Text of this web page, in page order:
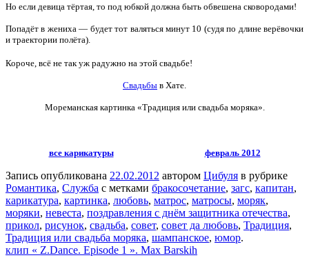
Но если девица тёртая, то под юбкой должна быть обвешена сковородами!
Попадёт в жениха — будет тот валяться минут 10 (судя по длине верёвочки
и траектории полёта).
Короче, всё не так уж радужно на этой свадьбе!
Свадьбы в Хате.
Мореманская картинка «Традиция или свадьба моряка».
все карикатуры февраль 2012
Запись опубликована 22.02.2012 автором Цибуля в рубрике
Романтика, Служба с метками бракосочетание, загс, капитан,
карикатура, картинка, любовь, матрос, матросы, моряк,
моряки, невеста, поздравления с днём защитника отечества,
прикол, рисунок, свадьба, совет, совет да любовь, Традиция,
Традиция или свадьба моряка, шампанское, юмор.
клип « Z.Dance. Episode 1 ». Max Barskih